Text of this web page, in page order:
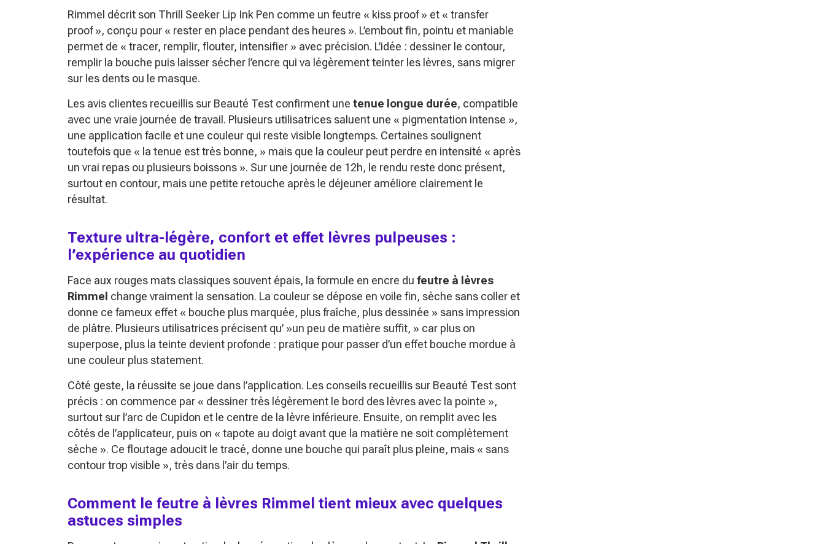
Rimmel décrit son Thrill Seeker Lip Ink Pen comme un feutre « kiss proof » et « transfer
proof », conçu pour « rester en place pendant des heures ». L’embout fin, pointu et maniable
permet de « tracer, remplir, flouter, intensifier » avec précision. L’idée : dessiner le contour,
remplir la bouche puis laisser sécher l’encre qui va légèrement teinter les lèvres, sans migrer
sur les dents ou le masque.
Les avis clientes recueillis sur Beauté Test confirment une tenue longue durée, compatible
avec une vraie journée de travail. Plusieurs utilisatrices saluent une « pigmentation intense »,
une application facile et une couleur qui reste visible longtemps. Certaines soulignent
toutefois que « la tenue est très bonne, » mais que la couleur peut perdre en intensité « après
un vrai repas ou plusieurs boissons ». Sur une journée de 12h, le rendu reste donc présent,
surtout en contour, mais une petite retouche après le déjeuner améliore clairement le
résultat.
Texture ultra-légère, confort et effet lèvres pulpeuses :
l’expérience au quotidien
Face aux rouges mats classiques souvent épais, la formule en encre du feutre à lèvres
Rimmel change vraiment la sensation. La couleur se dépose en voile fin, sèche sans coller et
donne ce fameux effet « bouche plus marquée, plus fraîche, plus dessinée » sans impression
de plâtre. Plusieurs utilisatrices précisent qu’ »un peu de matière suffit, » car plus on
superpose, plus la teinte devient profonde : pratique pour passer d’un effet bouche mordue à
une couleur plus statement.
Côté geste, la réussite se joue dans l’application. Les conseils recueillis sur Beauté Test sont
précis : on commence par « dessiner très légèrement le bord des lèvres avec la pointe »,
surtout sur l’arc de Cupidon et le centre de la lèvre inférieure. Ensuite, on remplit avec les
côtés de l’applicateur, puis on « tapote au doigt avant que la matière ne soit complètement
sèche ». Ce floutage adoucit le tracé, donne une bouche qui paraît plus pleine, mais « sans
contour trop visible », très dans l’air du temps.
Comment le feutre à lèvres Rimmel tient mieux avec quelques
astuces simples